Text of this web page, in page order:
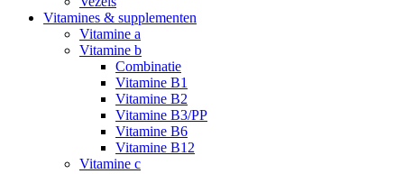
Vitamines & supplementen
Vitamine a
Vitamine b
Combinatie
Vitamine B1
Vitamine B2
Vitamine B3/PP
Vitamine B6
Vitamine B12
Vitamine c